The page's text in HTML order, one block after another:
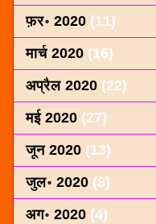
फ़र॰ 2020 (11)
मार्च 2020 (16)
अप्रैल 2020 (22)
मई 2020 (27)
जून 2020 (13)
जुल॰ 2020 (8)
अग॰ 2020 (4)